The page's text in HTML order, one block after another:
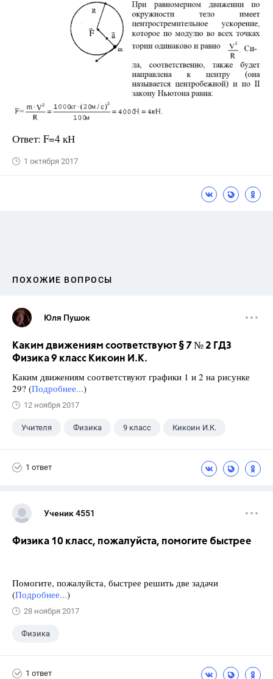
Ответ: F=4 кН
1 октября 2017
ПОХОЖИЕ ВОПРОСЫ
Юля Пушок
Каким движениям соответствуют § 7 № 2 ГДЗ
Физика 9 класс Кикоин И.К.
Каким движениям соответствуют графики 1 и 2 на рисунке
29? (Подробнее...)
12 ноября 2017
Учителя Физика 9 класс Кикоин И.К.
1 ответ
Ученик 4551
Физика 10 класс, пожалуйста, помогите быстрее
Помогите, пожалуйста, быстрее решить две задачи
(Подробнее...)
28 ноября 2017
Физика
1 ответ